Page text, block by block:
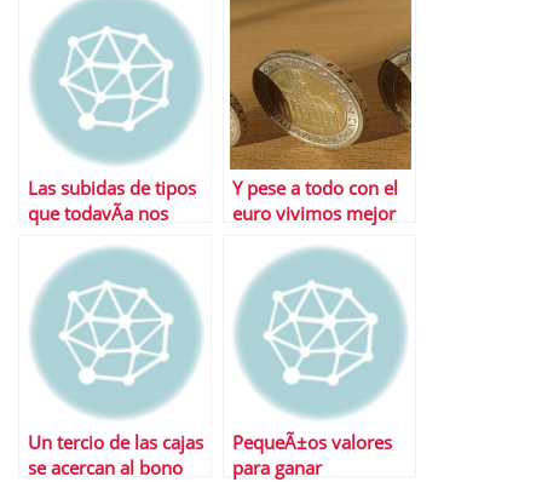
Las subidas de tipos
que todavÃ­a nos
Y pese a todo con el
euro vivimos mejor
Un tercio de las cajas
se acercan al bono
PequeÃ±os valores
para ganar